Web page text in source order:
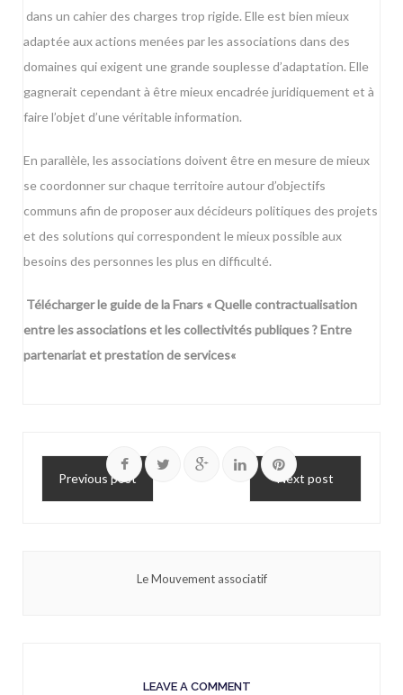
dans un cahier des charges trop rigide. Elle est bien mieux
adaptée aux actions menées par les associations dans des
domaines qui exigent une grande souplesse d’adaptation. Elle
gagnerait cependant à être mieux encadrée juridiquement et à
faire l’objet d’une véritable information.
En parallèle, les associations doivent être en mesure de mieux
se coordonner sur chaque territoire autour d’objectifs
communs afin de proposer aux décideurs politiques des projets
et des solutions qui correspondent le mieux possible aux
besoins des personnes les plus en difficulté.
Télécharger le guide de la Fnars «Quelle contractualisation
entre les associations et les collectivités publiques ? Entre
partenariat et prestation de services«
Previous post Next post
Le Mouvement associatif
LEAVE A COMMENT